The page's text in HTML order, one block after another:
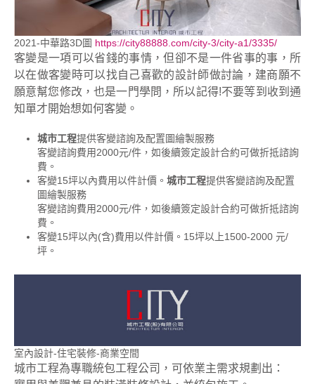
2021-中華路3D圖 https://city88888.com/city-3/city-a1/3335/
客變是一項可以省錢的事情，但卻不是一件省事的事，所
以在做客變時可以找自己喜歡的設計師做討論，建商願不
願意幫您修改，也是一門學問，所以記得!不要等到收到通
知單才開始想如何客變。
城市工程提供客變諮詢及配置圖繪製服務
客變諮詢費用2000元/件，如後續簽定設計合約可做折抵諮詢
費。
客變15坪以內費用以件計價。 城市工程提供客變諮詢及配置
圖繪製服務
客變諮詢費用2000元/件，如後續簽定設計合約可做折抵諮詢
費。
客變15坪以內(含)費用以件計價。15坪以上1500-2000 元/
坪。
室內設計-住宅裝修-商業空間
城市工程為專職統包工程公司，可依業主需求規劃出：